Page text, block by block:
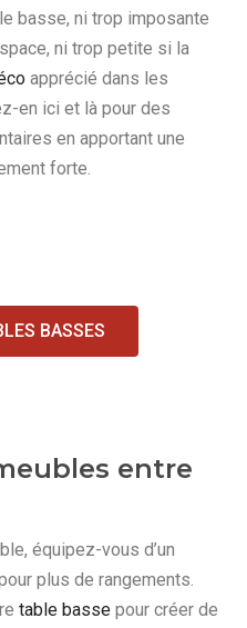
basse, ni trop imposante
ni trop petite si la
apprécié dans les
en ici et là pour des
en apportant une
forte.
BASSES
entre
équipez-vous d’un
plus de rangements.
table basse pour créer de